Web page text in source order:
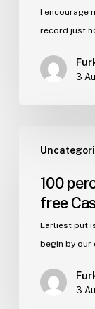
I encourage
record just
3
100
free
Earliest put
begin by
3